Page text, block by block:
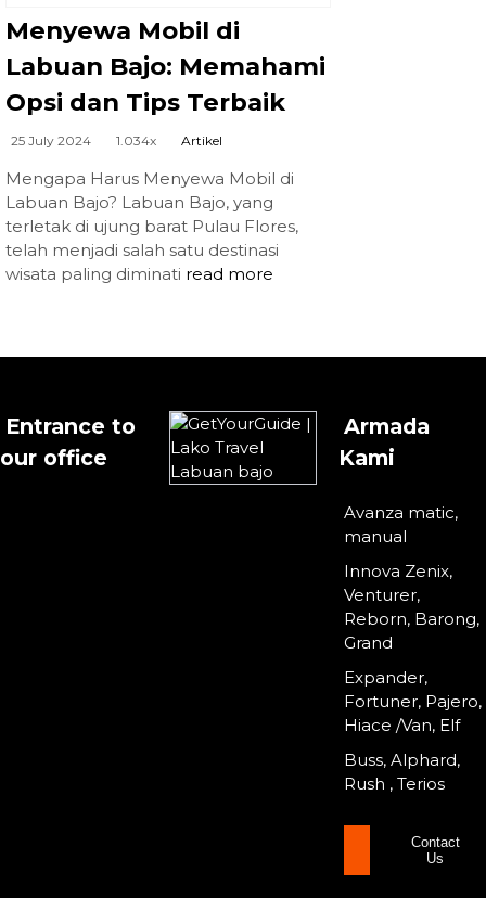
Menyewa Mobil di
Labuan Bajo: Memahami
Opsi dan Tips Terbaik
25 July 2024 1.034x Artikel
Mengapa Harus Menyewa Mobil di
Labuan Bajo? Labuan Bajo, yang
terletak di ujung barat Pulau Flores,
telah menjadi salah satu destinasi
wisata paling diminati read more
Entrance to
our office
Armada
Kami
Avanza matic,
manual
Innova Zenix,
Venturer,
Reborn, Barong,
Grand
Expander,
Fortuner, Pajero,
Hiace /Van, Elf
Buss, Alphard,
Rush , Terios
Contact
Us